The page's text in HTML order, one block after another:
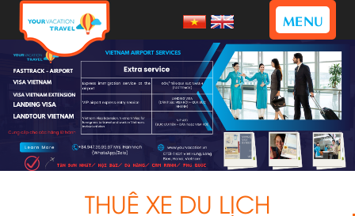
MENU
THUÊ XE DU LỊCH